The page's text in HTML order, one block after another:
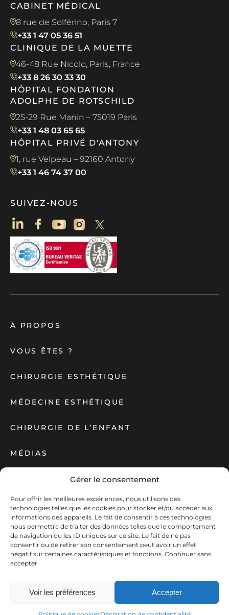
Gérer le consentement
Pour offrir les meilleures expériences, nous utilisons des
technologies telles que les cookies pour stocker et/ou accéder aux
informations des appareils. Le fait de consentir à ces technologies
nous permettra de traiter des données telles que le comportement
de navigation ou les ID uniques sur ce site. Le fait de ne pas
consentir ou de retirer son consentement peut avoir un effet
négatif sur certaines caractéristiques et fonctions. Continuer sans
accepter
Accepter
Voir les préférences
CABINET MÉDICAL
8 rue de Solférino, Paris 7
+33 1 47 05 36 51
CLINIQUE DE LA MUETTE
46-48 Rue Nicolo, Paris, France
+33 8 26 30 33 30
HÔPITAL FONDATION
ADOLPHE DE ROTSCHILD
25-29 Rue Manin – 75019 Paris
+33 1 48 03 65 65
HÔPITAL PRIVÉ D'ANTONY
1, rue Velpeau – 92160 Antony
+33 1 46 74 37 00
SUIVEZ-NOUS
À PROPOS
VOUS ÊTES ?
CHIRURGIE ESTHÉTIQUE
MÉDECINE ESTHÉTIQUE
CHIRURGIE DE L’ENFANT
MÉDIAS
Création Antipodes Médical ©
Déclaration de confidentialité (UE)
Conditions générales
N° RPPS : 10001630614